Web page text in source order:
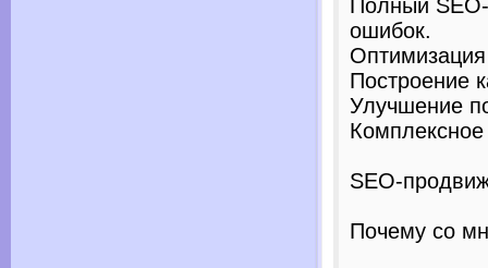
Полный
ошибок.
Оптимизация
Построение
Улучшение
SEO-
Почему со